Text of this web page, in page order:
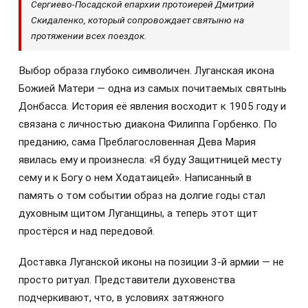
Сергиево-Посадской епархии протоиерей Дмитрий
Скидаленко, который сопровождает святыню на
протяжении всех поездок.
Выбор образа глубоко символичен. Луганская икона
Божией Матери — одна из самых почитаемых святынь
Донбасса. История её явления восходит к 1905 году и
связана с личностью диакона Филиппа Горбенко. По
преданию, сама Преблагословенная Дева Мария
явилась ему и произнесла: «Я буду Защитницей месту
сему и к Богу о нем Ходатаицей». Написанный в
память о том событии образ на долгие годы стал
духовным щитом Луганщины, а теперь этот щит
простёрся и над передовой.
Доставка Луганской иконы на позиции 3-й армии — не
просто ритуал. Представители духовенства
подчеркивают, что, в условиях затяжного